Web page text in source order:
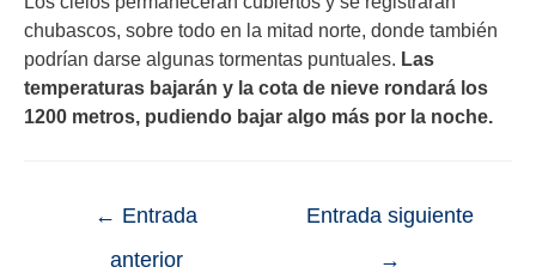
chubascos, sobre todo en la mitad norte, donde también
podrían darse algunas tormentas puntuales. Las
temperaturas bajarán y la cota de nieve rondará los
1200 metros, pudiendo bajar algo más por la noche.
← Entrada
anterior
Entrada siguiente
→